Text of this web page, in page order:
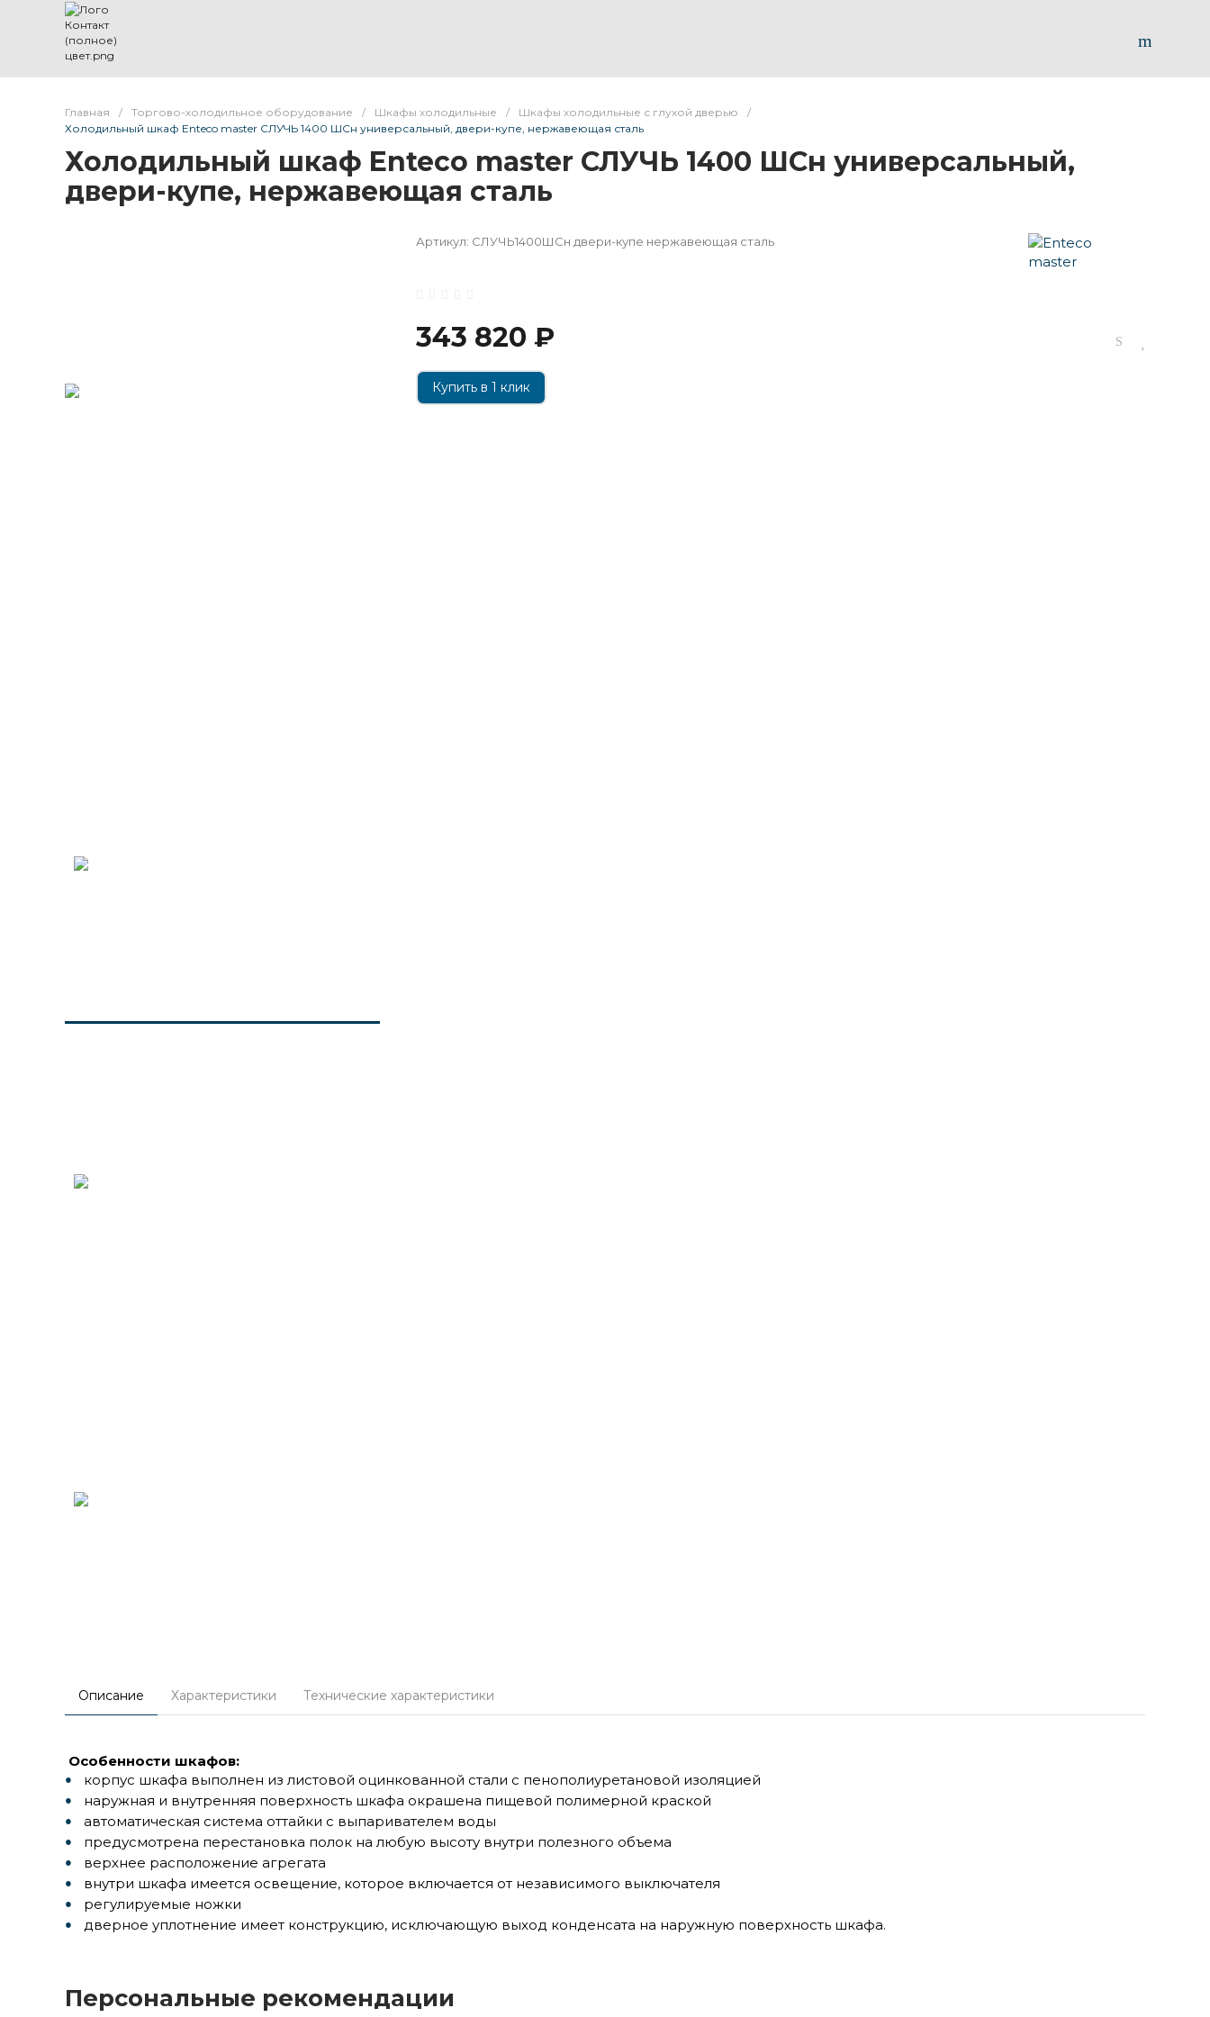
Главная / Торгово-холодильное оборудование / Шкафы холодильные / Шкафы холодильные с глухой дверью
/
Холодильный шкаф Enteco master СЛУЧЬ 1400 ШСн универсальный, двери-купе, нержавеющая сталь
Холодильный шкаф Enteco master СЛУЧЬ 1400 ШСн универсальный,
двери-купе, нержавеющая сталь
Артикул: СЛУЧЬ1400ШСн двери-купе нержавеющая сталь
343 820 ₽
Купить в 1 клик
Описание Характеристики Технические характеристики
Особенности шкафов:
корпус шкафа выполнен из листовой оцинкованной стали с пенополиуретановой изоляцией
наружная и внутренняя поверхность шкафа окрашена пищевой полимерной краской
автоматическая система оттайки с выпаривателем воды
предусмотрена перестановка полок на любую высоту внутри полезного объема
верхнее расположение агрегата
внутри шкафа имеется освещение, которое включается от независимого выключателя
регулируемые ножки
дверное уплотнение имеет конструкцию, исключающую выход конденсата на наружную поверхность шкафа.
Персональные рекомендации